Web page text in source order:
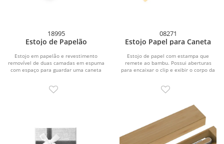
18995
Estojo de Papelão
Estojo em papelão e revestimento
removível de duas camadas em espuma
com espaço para guardar uma caneta
08271
Estojo Papel para Caneta
Estojo de papel com estampa que
remete ao bambu. Possui aberturas
para encaixar o clip e exibir o corpo da